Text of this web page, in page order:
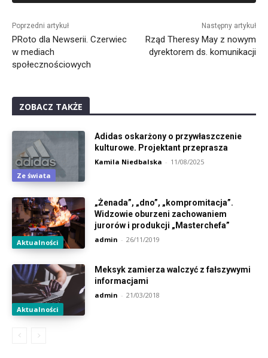
Poprzedni artykuł
PRoto dla Newserii. Czerwiec
w mediach
społecznościowych
Następny artykuł
Rząd Theresy May z nowym
dyrektorem ds. komunikacji
ZOBACZ TAKŻE
Ze świata
Adidas oskarżony o przywłaszczenie
kulturowe. Projektant przeprasza
Kamila Niedbalska - 11/08/2025
Aktualności
„Żenada”, „dno”, „kompromitacja”.
Widzowie oburzeni zachowaniem
jurorów i produkcji „Masterchefa”
admin - 26/11/2019
Aktualności
Meksyk zamierza walczyć z fałszywymi
informacjami
admin - 21/03/2018